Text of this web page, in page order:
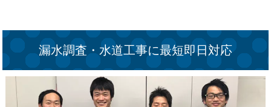
漏水調査・水道工事に最短即日対応